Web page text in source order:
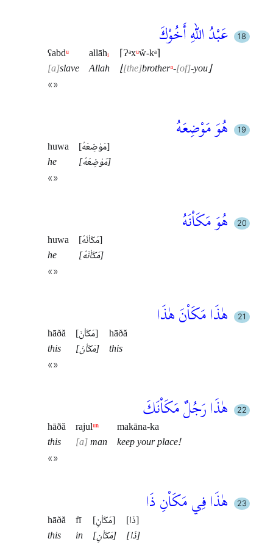
عَبْدُ اللهِ أَخُوْكَ
ʕabdᵘ
a slave
allāhᵢ
Allah
⌈Ɂᵃxᵘẘ-kᵃ⌉
⌊ the brotherᵘ- of -you⌋
«»
هُوَ مَوْضِعَهُ
huwa
he
[مَوْضِعَهُ]
[مَوْضِعَهُ]
«»
هُوَ مَكَاْنَهُ
huwa
he
[مَكَاْنَهُ]
[مَكَاْنَهُ]
«»
هٰذَا مَكَاْنَ هٰذَا
hāðă
this
[مَكَاْنَ]
[مَكَاْنَ]
hāðă
this
«»
هٰذَا رَجُلٌ مَكَاْنَكَ
hāðă
this
rajulᵘⁿ
a man
makāna-ka
keep your place!
«»
هٰذَا فِي مَكَاْنِ ذَا
hāðă
this
fī
in
[مَكَاْنِ]
[مَكَاْنِ]
[ذَا]
[ذَا]